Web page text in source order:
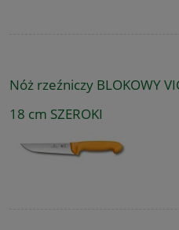
Nóż rzeźniczy BLOKOWY
18 cm SZEROKI